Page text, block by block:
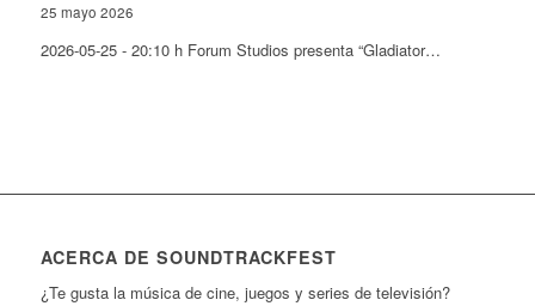
25 mayo 2026
2026-05-25 - 20:10 h Forum Studios presenta “Gladiator…
ACERCA DE SOUNDTRACKFEST
¿Te gusta la música de cine, juegos y series de televisión?